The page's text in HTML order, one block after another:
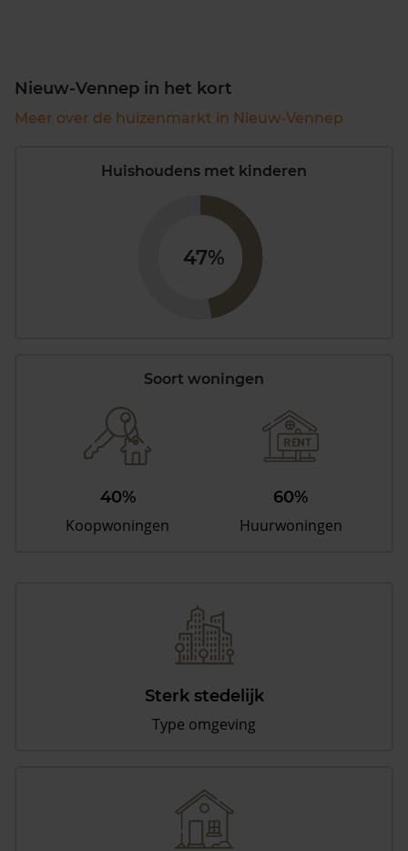
Nieuw-Vennep in het kort
Meer over de huizenmarkt in Nieuw-Vennep
Huishoudens met kinderen
47%
Soort woningen
40%
Koopwoningen
60%
Huurwoningen
Sterk stedelijk
Type omgeving